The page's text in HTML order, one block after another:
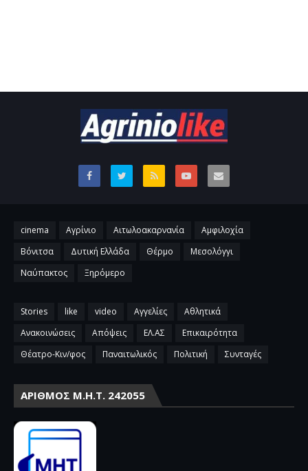
cinema Αγρίνιο Αιτωλοακαρνανία
Αμφιλοχία
Βόνιτσα
Δυτική Ελλάδα Θέρμο
Μεσολόγγι
Ναύπακτος
Ξηρόμερο
Stories like video Αγγελίες
Αθλητικά
Ανακοινώσεις
Απόψεις ΕΛ.ΑΣ
Επικαιρότητα
Θέατρο-Κιν/φος
Παναιτωλικός Πολιτική Συνταγές
ΑΡΙΘΜΌΣ Μ.Η.Τ. 242055